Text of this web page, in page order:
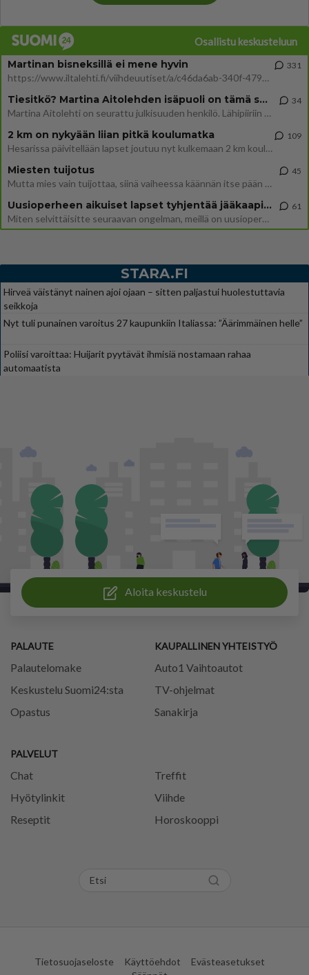
Osallistu keskusteluun
Martinan bisneksillä ei mene hyvin
https://www.iltalehti.fi/viihdeuutiset/a/c46da6ab-340f-4790-aaa7-0865eed2336 Yrityksen konkurssihakemus on tullut kärä
331
Tiesitkö? Martina Aitolehden isäpuoli on tämä suosittu laulaja
Martina Aitolehti on seurattu julkisuuden henkilö. Lähipiiriin mahtuu muitakin tunnettuja henkilöitä. Tiesitkö, että Ma
34
2 km on nykyään liian pitkä koulumatka
Hesarissa päivitellään lapset joutuu nyt kulkemaan 2 km kouluun jösses. Ruostefillarilla tuo matka menee vaikka miten äk
109
Miesten tuijotus
Mutta mies vain tuijottaa, siinä vaiheessa käännän itse pään pois. Mikä juttu? Yleensä jos joku tuijottaa tai katsoo, hä
45
Uusioperheen aikuiset lapset tyhjentää jääkaapin käydessään
Miten selvittäisitte seuraavan ongelman, meillä on uusioperhe, minulla teini-ikäiset lapset ja puolisolla aikuiset, jotk
61
STARA.FI
Hirveä väistänyt nainen ajoi ojaan – sitten paljastui huolestuttavia
seikkoja
Nyt tuli punainen varoitus 27 kaupunkiin Italiassa: ”Äärimmäinen helle”
Poliisi varoittaa: Huijarit pyytävät ihmisiä nostamaan rahaa
automaatista
Aloita keskustelu
PALAUTE
Palautelomake
Keskustelu Suomi24:sta
Opastus
PALVELUT
Chat
Treffit
Hyötylinkit
Viihde
Reseptit
Horoskooppi
KAUPALLINEN YHTEISTYÖ
Auto1 Vaihtoautot
TV-ohjelmat
Sanakirja
Tietosuojaseloste Käyttöehdot
Evästeasetukset